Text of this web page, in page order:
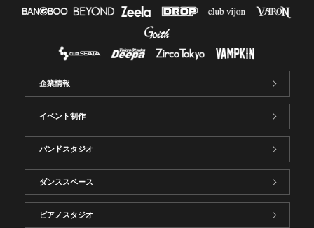
企業情報
イベント制作
バンドスタジオ
ダンススペース
ピアノスタジオ